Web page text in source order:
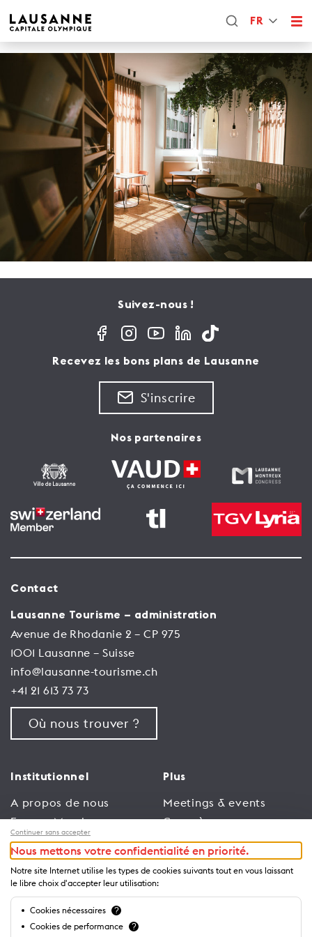
FR
Suivez-nous !
Recevez les bons plans de Lausanne
S'inscrire
Nos partenaires
Contact
Lausanne Tourisme – administration
Avenue de Rhodanie 2 – CP 975
1001 Lausanne – Suisse
info@lausanne-tourisme.ch
+41 21 613 73 73
Où nous trouver ?
Institutionnel
A propos de nous
Espace Membres
Emploi
Conditions générales
d’utilisation
Politique de
confidentialité
Plus
Meetings & events
Congrès
Trade
Espace Médias
Annonceurs
Brochures et guides
Continuer sans accepter
Nous mettons votre confidentialité en priorité.
Notre site Internet utilise les types de cookies suivants tout en vous laissant
le libre choix d'accepter leur utilisation:
Cookies nécessaires ?
Cookies de performance ?